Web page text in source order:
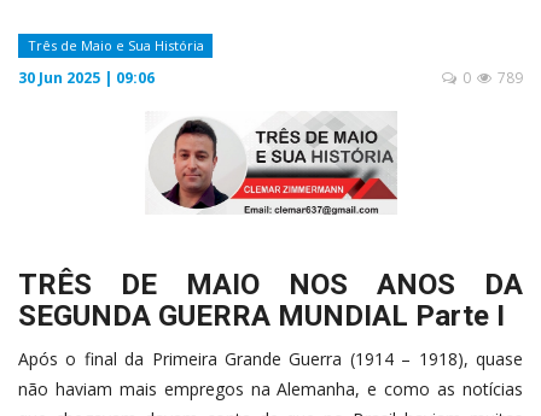
JORNAL DIGITAL
Três de Maio e Sua História
30 Jun 2025 | 09:06 789
0
TRÊS DE MAIO NOS ANOS DA
SEGUNDA GUERRA MUNDIAL Parte I
Após o final da Primeira Grande Guerra (1914 – 1918), quase
não haviam mais empregos na Alemanha, e como as notícias